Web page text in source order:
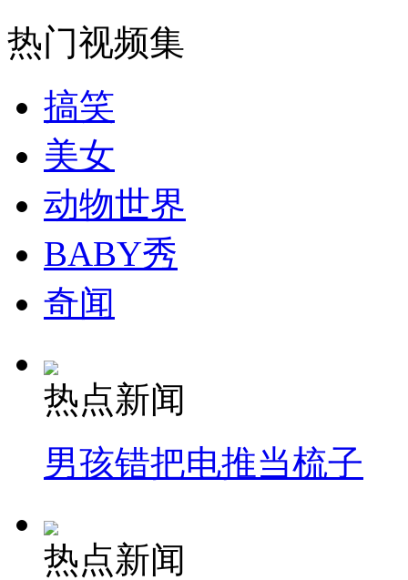
消防员救轻生者 花炮节热闹非凡
纽约上演“枕头大战”
司机酒驾遇交警 急速倒车逃窜
热门视频集
搞笑
美女
动物世界
BABY秀
奇闻
热点新闻
男孩错把电推当梳子
热点新闻